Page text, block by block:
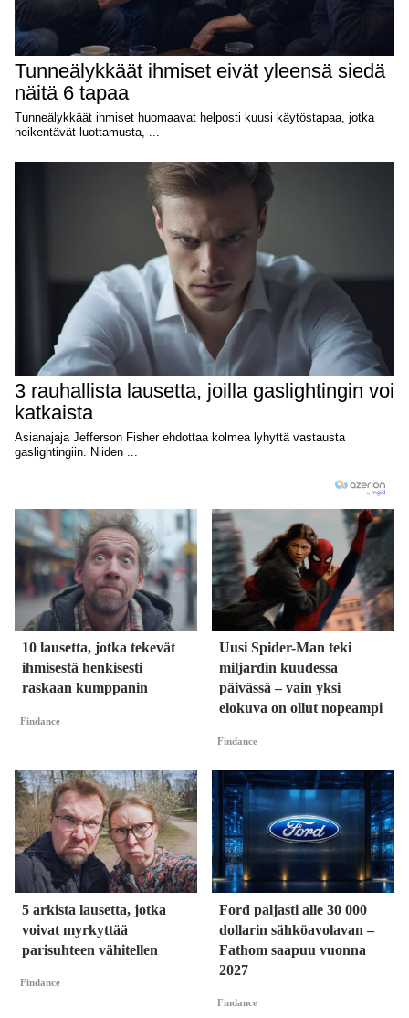
10 lausetta, jotka tekevät
ihmisestä henkisesti
raskaan kumppanin
Findance
Uusi Spider-Man teki
miljardin kuudessa
päivässä – vain yksi
elokuva on ollut nopeampi
Findance
5 arkista lausetta, jotka
voivat myrkyttää
parisuhteen vähitellen
Findance
Ford paljasti alle 30 000
dollarin sähköavolavan –
Fathom saapuu vuonna
2027
Findance